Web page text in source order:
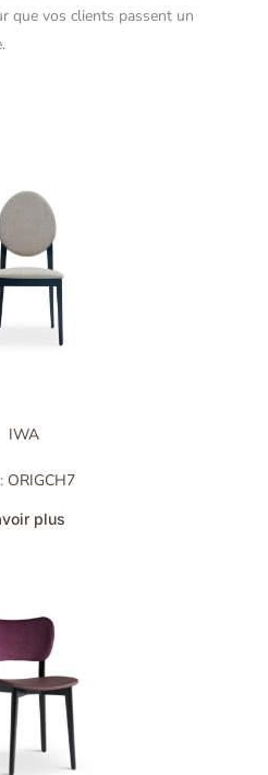
que vos clients passent un
IWA
ORIGCH7
plus